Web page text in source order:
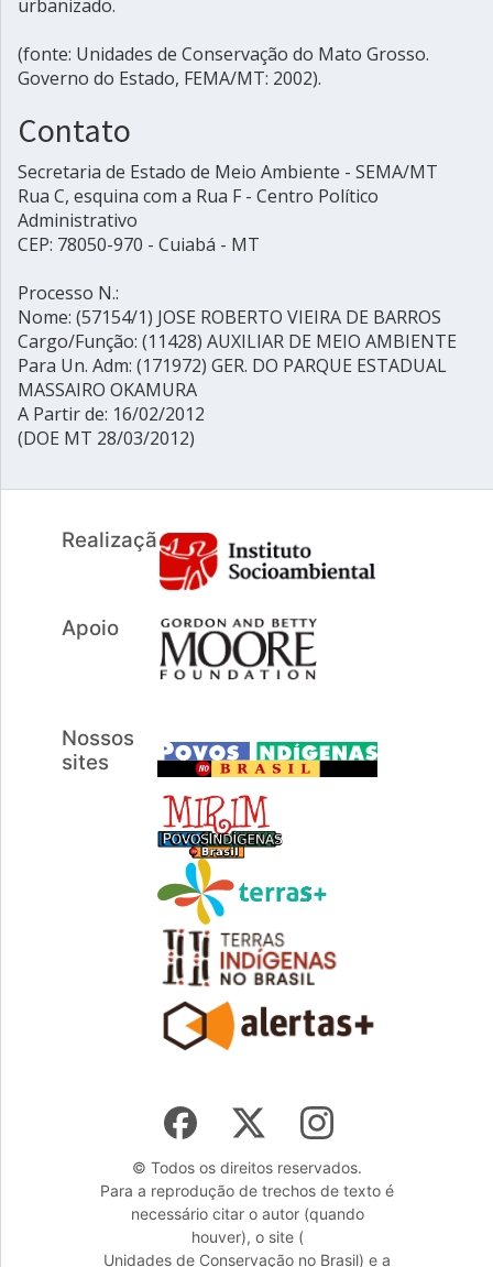
urbanizado.
(fonte: Unidades de Conservação do Mato Grosso.
Governo do Estado, FEMA/MT: 2002).
Contato
Secretaria de Estado de Meio Ambiente - SEMA/MT
Rua C, esquina com a Rua F - Centro Político
Administrativo
CEP: 78050-970 - Cuiabá - MT
Processo N.:
Nome: (57154/1) JOSE ROBERTO VIEIRA DE BARROS
Cargo/Função: (11428) AUXILIAR DE MEIO AMBIENTE
Para Un. Adm: (171972) GER. DO PARQUE ESTADUAL
MASSAIRO OKAMURA
A Partir de: 16/02/2012
(DOE MT 28/03/2012)